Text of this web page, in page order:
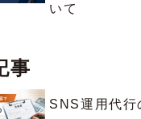
いて
事
SNS運用代行